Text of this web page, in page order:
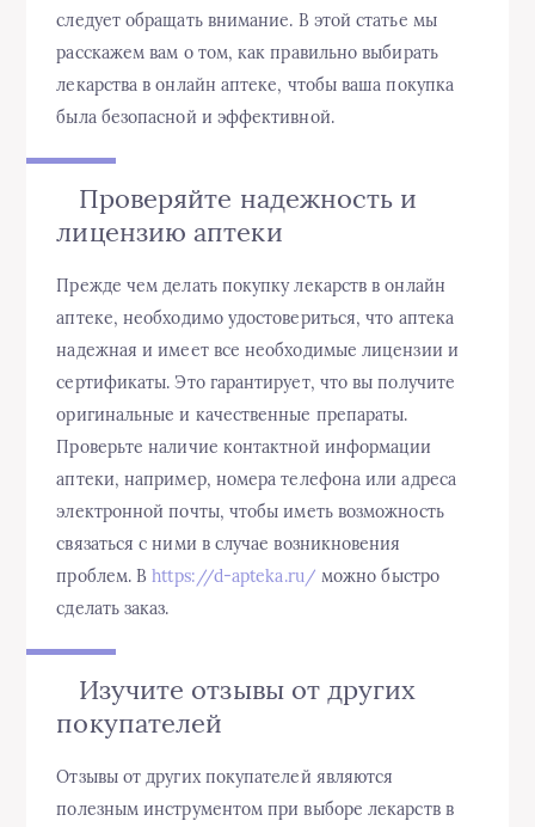
следует обращать внимание. В этой статье мы
расскажем вам о том, как правильно выбирать
лекарства в онлайн аптеке, чтобы ваша покупка
была безопасной и эффективной.
Проверяйте надежность и
лицензию аптеки
Прежде чем делать покупку лекарств в онлайн
аптеке, необходимо удостовериться, что аптека
надежная и имеет все необходимые лицензии и
сертификаты. Это гарантирует, что вы получите
оригинальные и качественные препараты.
Проверьте наличие контактной информации
аптеки, например, номера телефона или адреса
электронной почты, чтобы иметь возможность
связаться с ними в случае возникновения
проблем. Вhttps://d-apteka.ru/ можно быстро
сделать заказ.
Изучите отзывы от других
покупателей
Отзывы от других покупателей являются
полезным инструментом при выборе лекарств в